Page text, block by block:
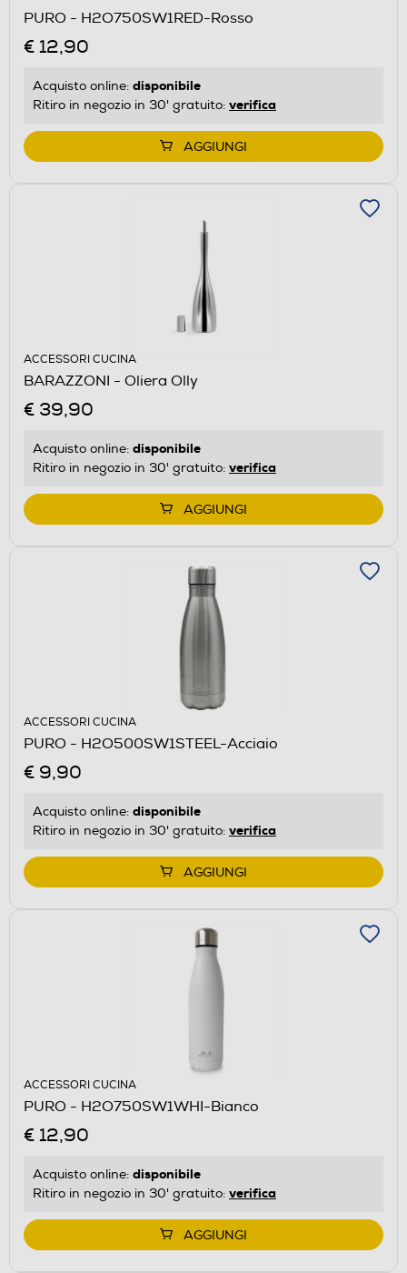
PURO - H2O750SW1RED-Rosso
€ 12,90
Acquisto online: disponibile
Ritiro in negozio in 30' gratuito: verifica
AGGIUNGI
ACCESSORI CUCINA
BARAZZONI - Oliera Olly
€ 39,90
Acquisto online: disponibile
Ritiro in negozio in 30' gratuito: verifica
AGGIUNGI
ACCESSORI CUCINA
PURO - H2O500SW1STEEL-Acciaio
€ 9,90
Acquisto online: disponibile
Ritiro in negozio in 30' gratuito: verifica
AGGIUNGI
ACCESSORI CUCINA
PURO - H2O750SW1WHI-Bianco
€ 12,90
Acquisto online: disponibile
Ritiro in negozio in 30' gratuito: verifica
AGGIUNGI